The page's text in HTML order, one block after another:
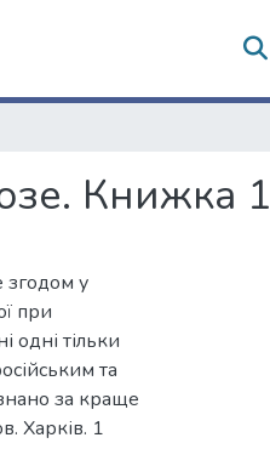
Книжка 1
згодом у
при
одні тільки
та
за краще
Харків. 1